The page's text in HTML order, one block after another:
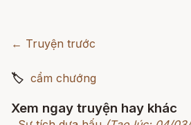
← Truyện trước
🏷 cẩm chướng
Xem ngay truyện hay khác